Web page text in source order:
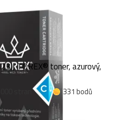
TOREX® toner, azurový,
stran
331 bodů